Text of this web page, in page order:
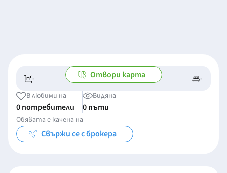
- -/- -
Отвори карта
В любими на
0 потребители
Видяна
0 пъти
Обявата е качена на
Свържи се с брокера